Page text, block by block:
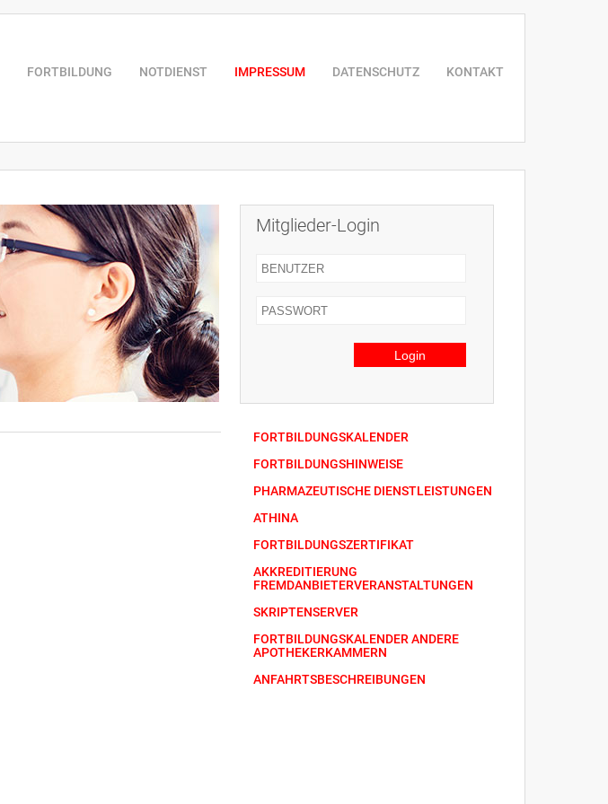
FORTBILDUNG NOTDIENST IMPRESSUM DATENSCHUTZ KONTAKT
Mitglieder-Login
FORTBILDUNGSKALENDER
FORTBILDUNGSHINWEISE
PHARMAZEUTISCHE DIENSTLEISTUNGEN
ATHINA
FORTBILDUNGSZERTIFIKAT
AKKREDITIERUNG
FREMDANBIETERVERANSTALTUNGEN
SKRIPTENSERVER
FORTBILDUNGSKALENDER ANDERE
APOTHEKERKAMMERN
ANFAHRTSBESCHREIBUNGEN